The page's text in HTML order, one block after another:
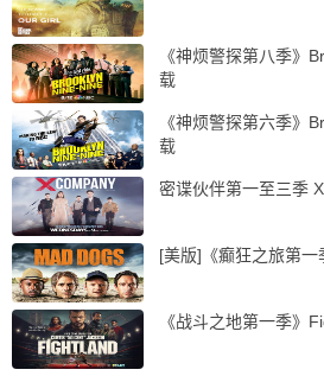
《神烦警探第八季》
载
《神烦警探第六季》
载
密谍伙伴第一至三季
[美版]《癫狂之旅第
《战斗之地第一季》